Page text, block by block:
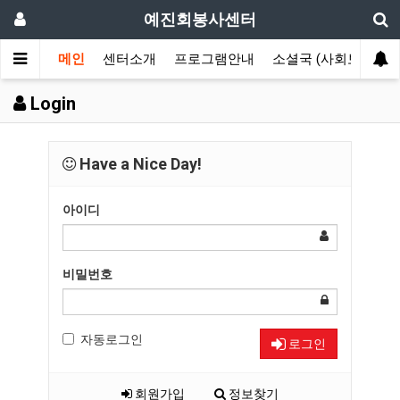
예진회봉사센터
메인 센터소개 프로그램안내 소셜국 (사회보장국)
Login
Have a Nice Day!
아이디
비밀번호
자동로그인 로그인
회원가입 정보찾기